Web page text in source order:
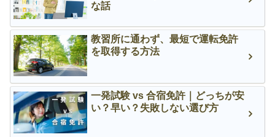
な話
教習所に通わず、最短で運転免許
を取得する方法
一発試験 vs 合宿免許｜どっちが安
い？早い？失敗しない選び方